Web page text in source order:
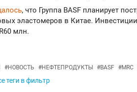
, что Группа BASF планирует
эластомеров в Китае.
млн.
#НОВОСТЬ #НЕФТЕПРОДУКТЫ #BASF #MRC
теги в фильтр